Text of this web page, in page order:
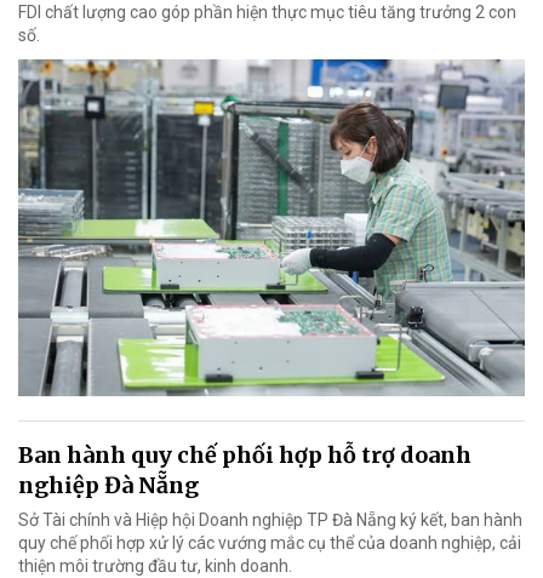
FDI chất lượng cao góp phần hiện thực mục tiêu tăng trưởng 2 con
số.
Ban hành quy chế phối hợp hỗ trợ doanh
nghiệp Đà Nẵng
Sở Tài chính và Hiệp hội Doanh nghiệp TP Đà Nẵng ký kết, ban hành
quy chế phối hợp xử lý các vướng mắc cụ thể của doanh nghiệp, cải
thiện môi trường đầu tư, kinh doanh.